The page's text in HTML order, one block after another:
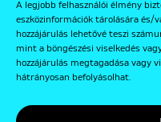
A legjobb felhasználói élmény
eszközinformációk tárolására és/
hozzájárulás lehetővé teszi
mint a böngészési viselkedés
hozzájárulás megtagadása vagy
hátrányosan befolyásolhat.
Adatkezelési és